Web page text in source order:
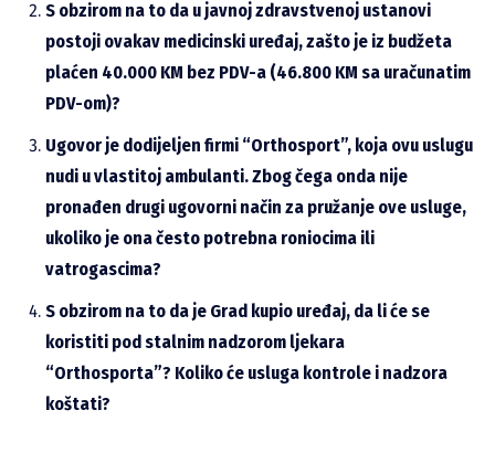
S obzirom na to da u javnoj zdravstvenoj ustanovi
postoji ovakav medicinski uređaj, zašto je iz budžeta
plaćen 40.000 KM bez PDV-a (46.800 KM sa uračunatim
PDV-om)?
Ugovor je dodijeljen firmi “Orthosport”, koja ovu uslugu
nudi u vlastitoj ambulanti. Zbog čega onda nije
pronađen drugi ugovorni način za pružanje ove usluge,
ukoliko je ona često potrebna roniocima ili
vatrogascima?
S obzirom na to da je Grad kupio uređaj, da li će se
koristiti pod stalnim nadzorom ljekara
“Orthosporta”? Koliko će usluga kontrole i nadzora
koštati?